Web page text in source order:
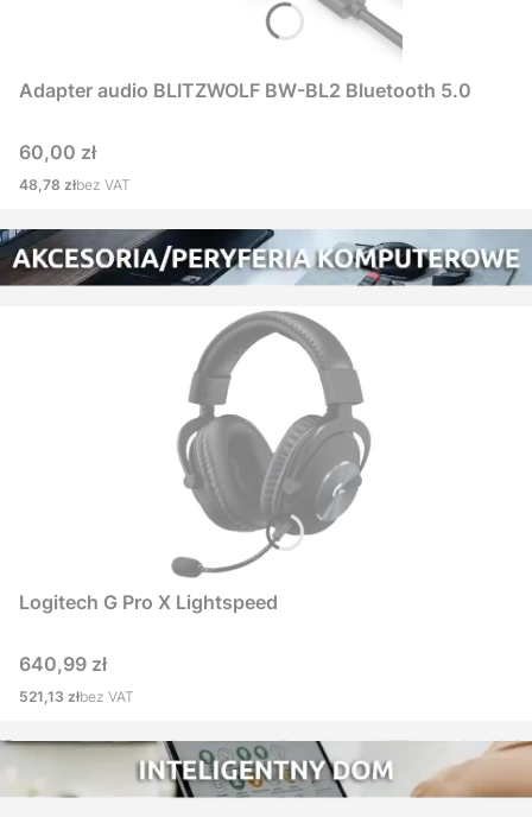
Adapter audio BLITZWOLF BW-BL2 Bluetooth 5.0
Cena
60,00 zł
Cena
48,78 złbez VAT
Logitech G Pro X Lightspeed
Cena
640,99 zł
Cena
521,13 złbez VAT